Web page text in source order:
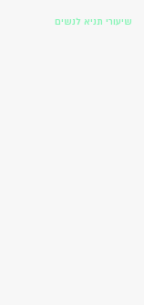
שיעורי תניא לנשים